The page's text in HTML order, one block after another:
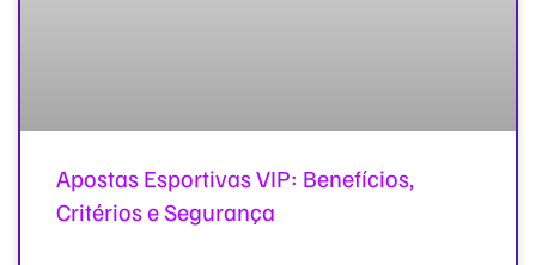
Apostas Esportivas VIP: Benefícios,
Critérios e Segurança